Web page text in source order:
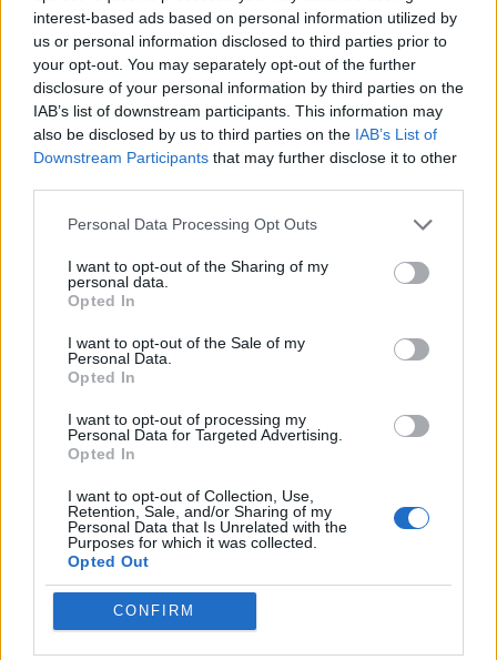
interest-based ads based on personal information utilized by
us or personal information disclosed to third parties prior to
your opt-out. You may separately opt-out of the further
disclosure of your personal information by third parties on the
IAB’s list of downstream participants. This information may
also be disclosed by us to third parties on the IAB’s List of
Downstream Participants that may further disclose it to other
Personal Data Processing Opt Outs
I want to opt-out of the Sharing of my
personal data.
Opted In
I want to opt-out of the Sale of my
Personal Data.
Opted In
I want to opt-out of processing my
Personal Data for Targeted Advertising.
Opted In
I want to opt-out of Collection, Use,
Retention, Sale, and/or Sharing of my
Personal Data that Is Unrelated with the
Purposes for which it was collected.
Opted Out
CONFIRM
Εγγραφή στο newsletter
Αποδέχομαι τους *